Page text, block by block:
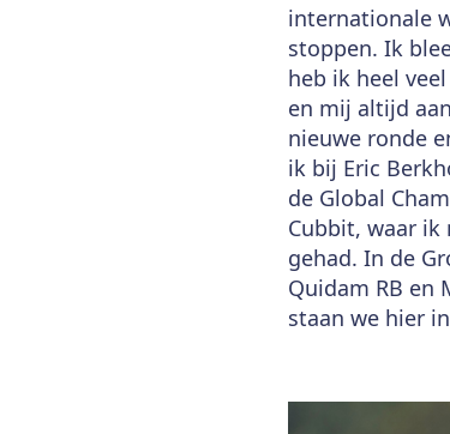
internationale
stoppen. Ik
heb ik heel
en mij altijd
nieuwe ronde
ik bij Eric
de Global
Cubbit, waar ik
gehad. In de
Quidam RB en
staan we hier